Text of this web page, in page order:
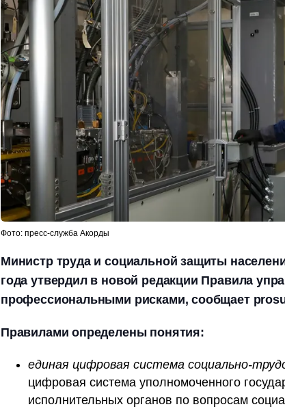
Фото: пресс-служба Акорды
Министр труда и социальной защиты
года утвердил в новой редакции Правила
профессиональными рисками, сообщает
Правилами определены понятия:
единая цифровая система социально-
цифровая система уполномоченного
исполнительных органов по вопросам